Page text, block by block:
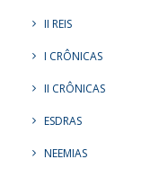
II REIS
I CRÔNICAS
II CRÔNICAS
ESDRAS
NEEMIAS